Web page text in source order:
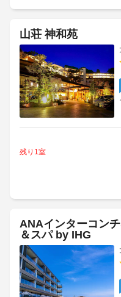
山荘 神和苑
残り1室
ANAインターコン
＆スパ by IHG